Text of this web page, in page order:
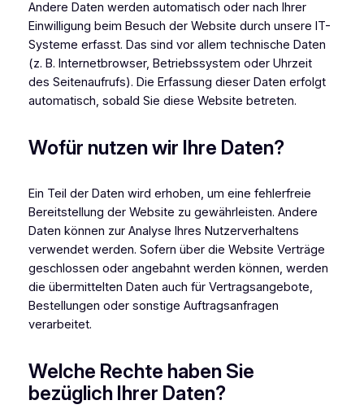
Andere Daten werden automatisch oder nach Ihrer
Einwilligung beim Besuch der Website durch unsere IT-
Systeme erfasst. Das sind vor allem technische Daten
(z. B. Internetbrowser, Betriebssystem oder Uhrzeit
des Seitenaufrufs). Die Erfassung dieser Daten erfolgt
automatisch, sobald Sie diese Website betreten.
Wofür nutzen wir Ihre Daten?
Ein Teil der Daten wird erhoben, um eine fehlerfreie
Bereitstellung der Website zu gewährleisten. Andere
Daten können zur Analyse Ihres Nutzerverhaltens
verwendet werden. Sofern über die Website Verträge
geschlossen oder angebahnt werden können, werden
die übermittelten Daten auch für Vertragsangebote,
Bestellungen oder sonstige Auftragsanfragen
verarbeitet.
Welche Rechte haben Sie
bezüglich Ihrer Daten?